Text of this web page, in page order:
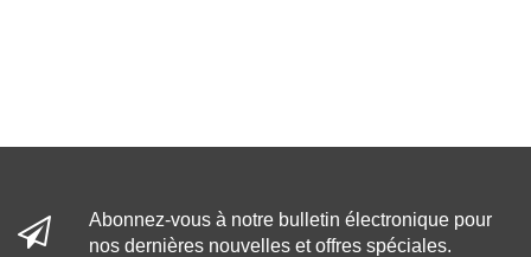
Abonnez-vous à notre bulletin électronique pour
nos dernières nouvelles et offres spéciales.